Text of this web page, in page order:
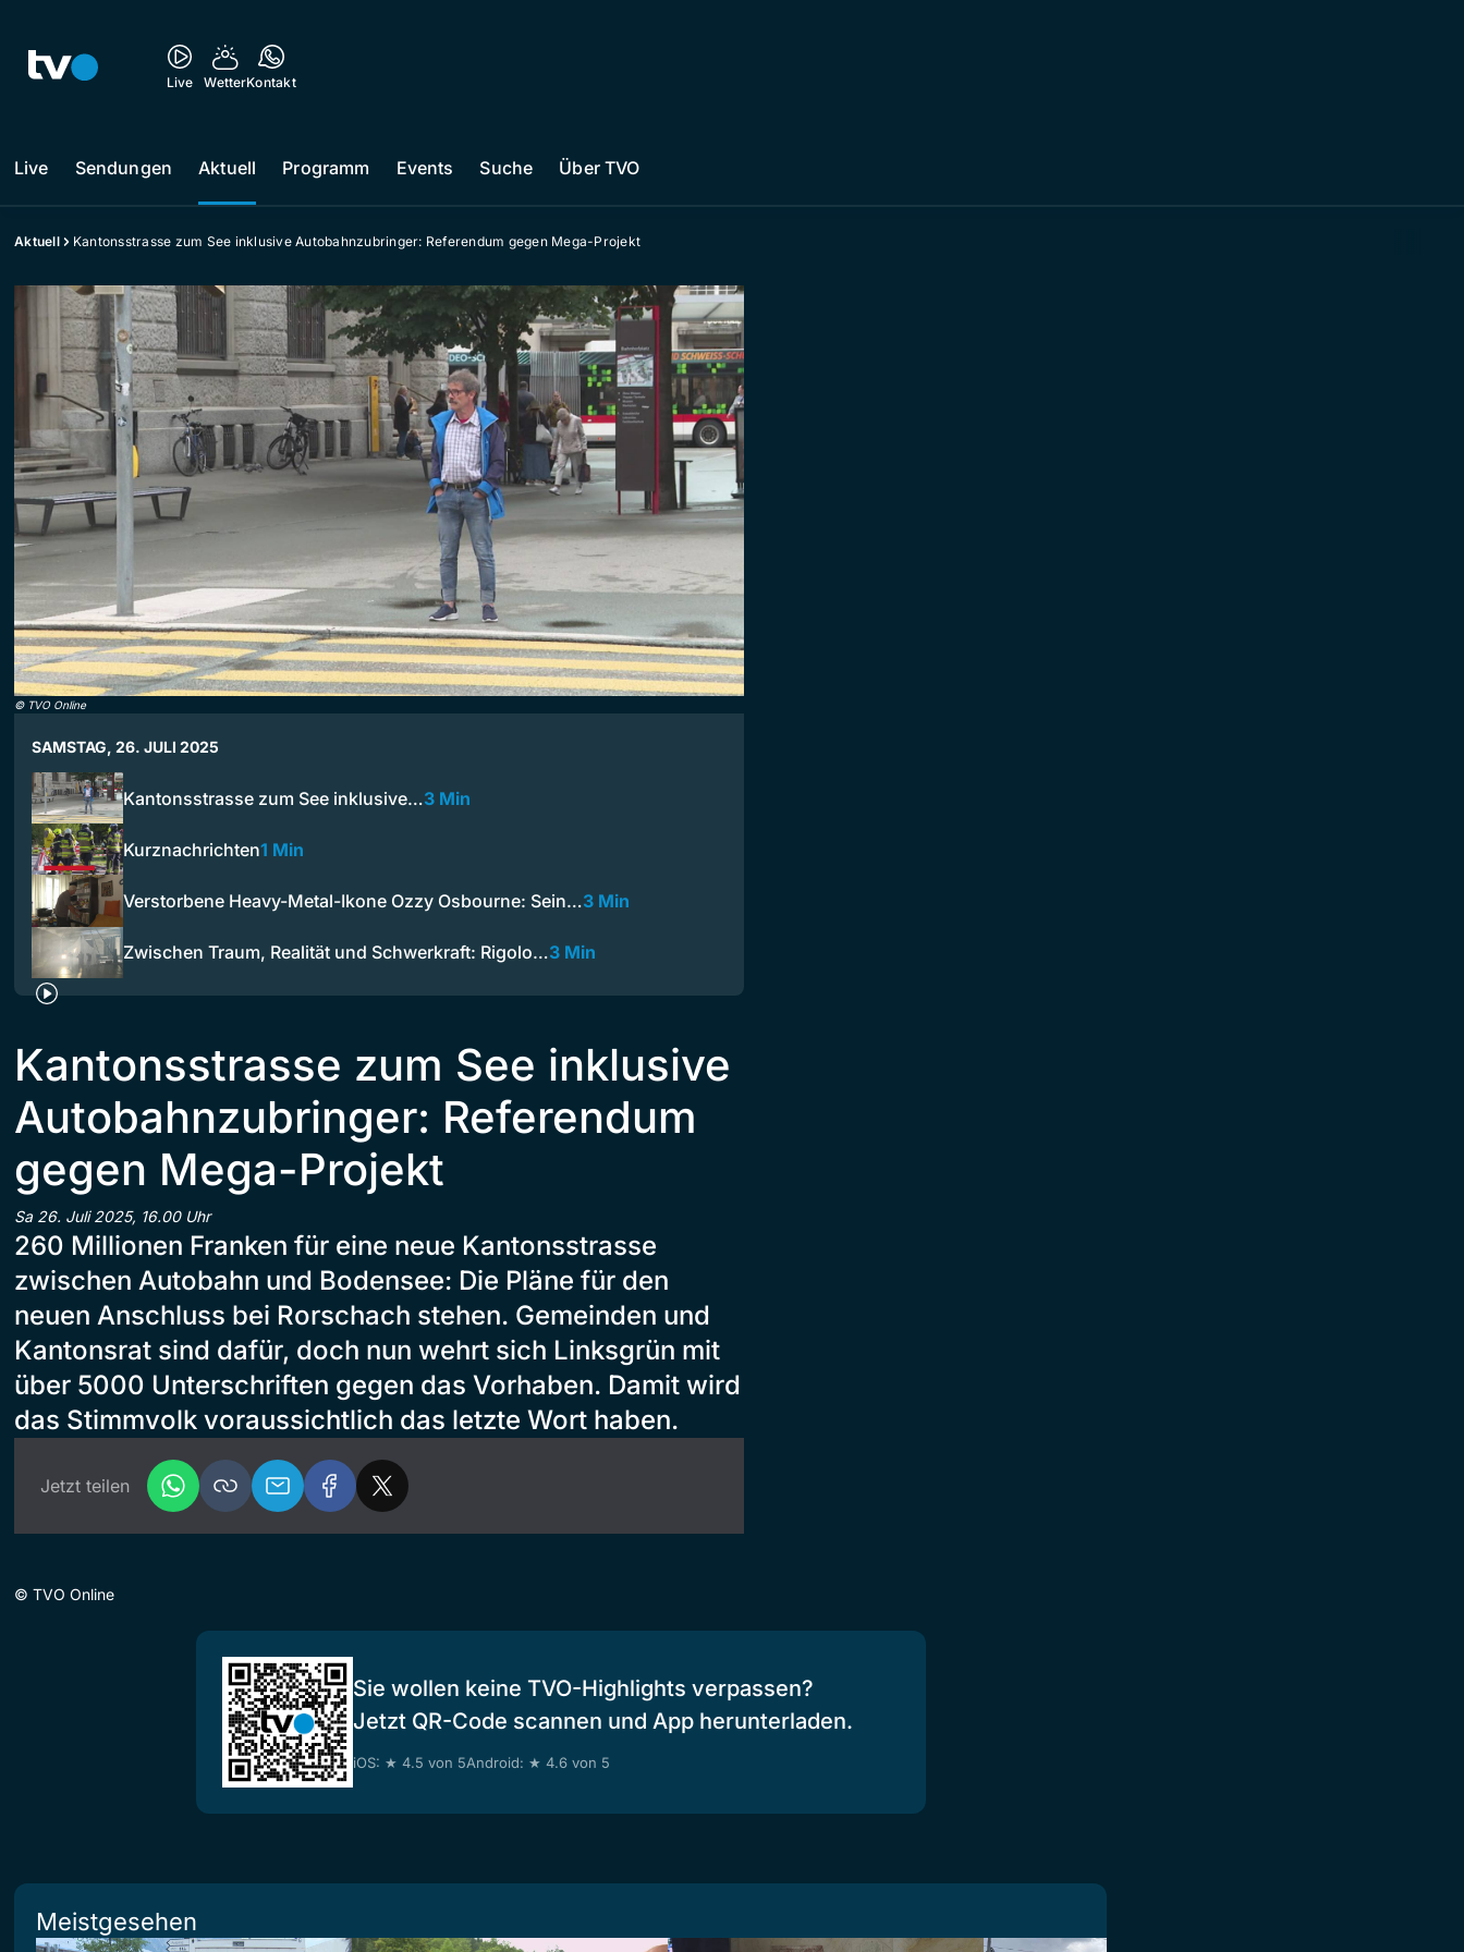
Live WetterKontakt
Live Sendungen Aktuell Programm Events Suche Über TVO
Aktuell Kantonsstrasse zum See inklusive Autobahnzubringer: Referendum gegen Mega-Projekt
© TVO Online
SAMSTAG, 26. JULI 2025
Kantonsstrasse zum See inklusive…3 Min
Kurznachrichten1 Min
Verstorbene Heavy-Metal-Ikone Ozzy Osbourne: Sein…3 Min
Zwischen Traum, Realität und Schwerkraft: Rigolo…3 Min
Kantonsstrasse zum See inklusive
Autobahnzubringer: Referendum
gegen Mega-Projekt
Sa 26. Juli 2025, 16.00 Uhr
260 Millionen Franken für eine neue Kantonsstrasse
zwischen Autobahn und Bodensee: Die Pläne für den
neuen Anschluss bei Rorschach stehen. Gemeinden und
Kantonsrat sind dafür, doch nun wehrt sich Linksgrün mit
über 5000 Unterschriften gegen das Vorhaben. Damit wird
das Stimmvolk voraussichtlich das letzte Wort haben.
Jetzt teilen
© TVO Online
Sie wollen keine TVO-Highlights verpassen?
Jetzt QR-Code scannen und App herunterladen.
iOS: ★ 4.5 von 5Android: ★ 4.6 von 5
Meistgesehen